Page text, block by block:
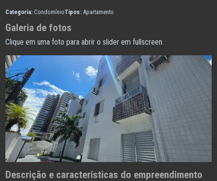
Categoria: CondomínioTipos: Apartamento
Galeria de fotos
Clique em uma foto para abrir o slider em fullscreen.
Descrição e características do empreendimento